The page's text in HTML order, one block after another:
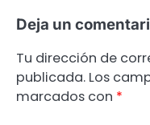
Deja un
Tu dirección de
publicada. Los
marcados con *